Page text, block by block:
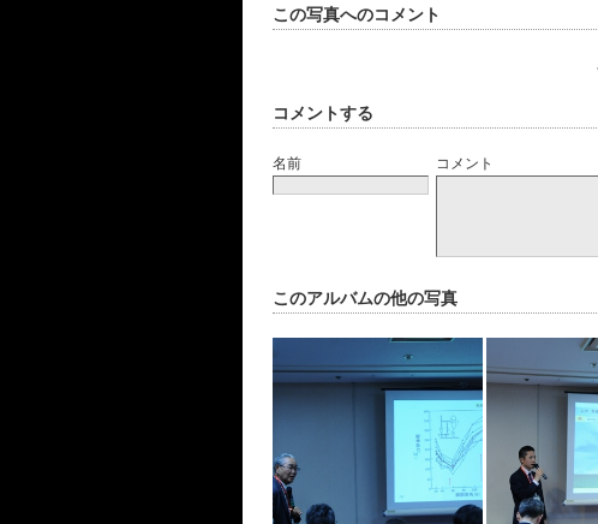
この写真へのコメント
コメントする
名前 コメント
このアルバムの他の写真